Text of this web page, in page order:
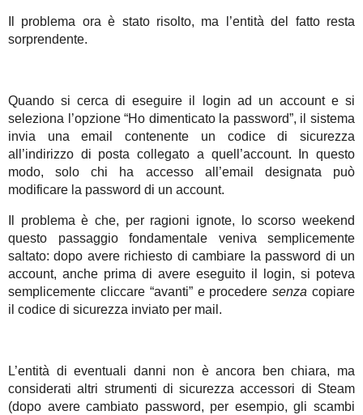
Il problema ora è stato risolto, ma l’entità del fatto resta
sorprendente.
Quando si cerca di eseguire il login ad un account e si
seleziona l’opzione “Ho dimenticato la password”, il sistema
invia una email contenente un codice di sicurezza
all’indirizzo di posta collegato a quell’account. In questo
modo, solo chi ha accesso all’email designata può
modificare la password di un account.
Il problema è che, per ragioni ignote, lo scorso weekend
questo passaggio fondamentale veniva semplicemente
saltato: dopo avere richiesto di cambiare la password di un
account, anche prima di avere eseguito il login, si poteva
semplicemente cliccare “avanti” e procederesenza copiare
il codice di sicurezza inviato per mail.
L’entità di eventuali danni non è ancora ben chiara, ma
considerati altri strumenti di sicurezza accessori di Steam
(dopo avere cambiato password, per esempio, gli scambi